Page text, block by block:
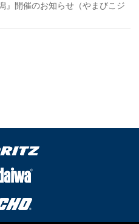
』開催のお知らせ（やまびこジ